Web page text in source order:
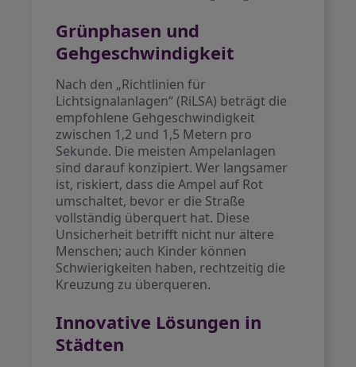
Grünphasen und
Gehgeschwindigkeit
Nach den „Richtlinien für
Lichtsignalanlagen“ (RiLSA) beträgt die
empfohlene Gehgeschwindigkeit
zwischen 1,2 und 1,5 Metern pro
Sekunde. Die meisten Ampelanlagen
sind darauf konzipiert. Wer langsamer
ist, riskiert, dass die Ampel auf Rot
umschaltet, bevor er die Straße
vollständig überquert hat. Diese
Unsicherheit betrifft nicht nur ältere
Menschen; auch Kinder können
Schwierigkeiten haben, rechtzeitig die
Kreuzung zu überqueren.
Innovative Lösungen in
Städten